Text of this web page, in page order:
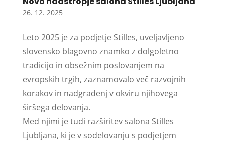
26. 12. 2025
Leto 2025 je za podjetje Stilles, uveljavljeno
slovensko blagovno znamko z dolgoletno
tradicijo in obsežnim poslovanjem na
evropskih trgih, zaznamovalo več razvojnih
korakov in nadgradenj v okviru njihovega
širšega delovanja.
Med njimi je tudi razširitev salona Stilles
Ljubljana, ki je v sodelovanju s podjetjem